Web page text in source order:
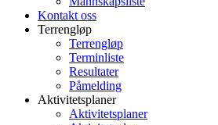
Kontakt oss
Terrengløp
Terrengløp
Terminliste
Resultater
Påmelding
Aktivitetsplaner
Aktivitetsplaner